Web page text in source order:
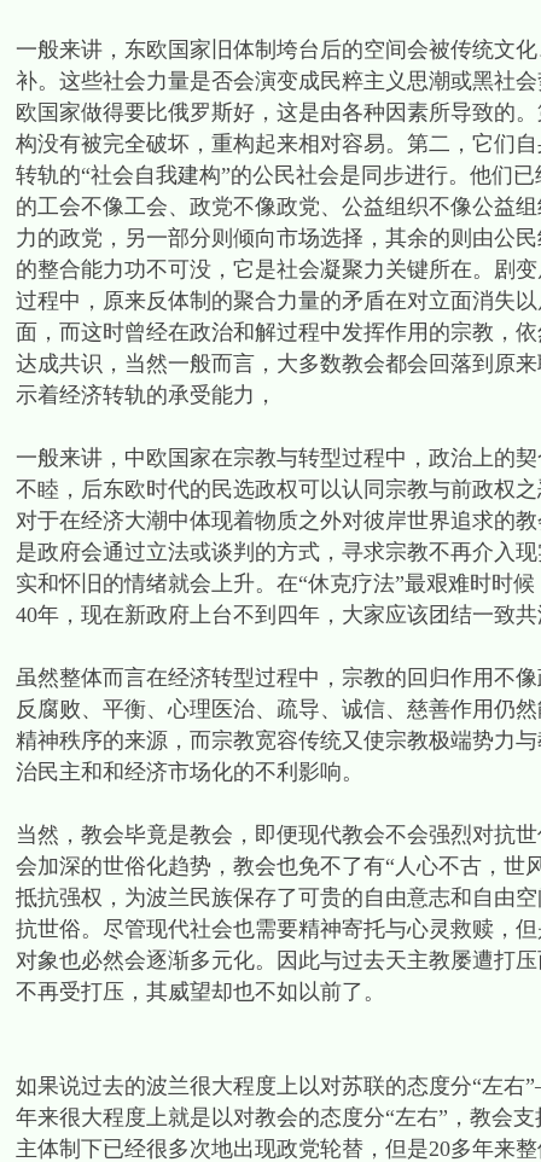
一般来讲，东欧国家旧体制垮台后的空间会被传统文
补。这些社会力量是否会演变成民粹主义思潮或黑社
欧国家做得要比俄罗斯好，这是由各种因素所导致的
构没有被完全破坏，重构起来相对容易。第二，它们
转轨的“社会自我建构”的公民社会是同步进行。他们
的工会不像工会、政党不像政党、公益组织不像公益
力的政党，另一部分则倾向市场选择，其余的则由公
的整合能力功不可没，它是社会凝聚力关键所在。剧
过程中，原来反体制的聚合力量的矛盾在对立面消失
面，而这时曾经在政治和解过程中发挥作用的宗教，
达成共识，当然一般而言，大多数教会都会回落到原
示着经济转轨的承受能力，
一般来讲，中欧国家在宗教与转型过程中，政治上的
不睦，后东欧时代的民选政权可以认同宗教与前政权
对于在经济大潮中体现着物质之外对彼岸世界追求的
是政府会通过立法或谈判的方式，寻求宗教不再介入
实和怀旧的情绪就会上升。在“休克疗法”最艰难时时
40年，现在新政府上台不到四年，大家应该团结一致
虽然整体而言在经济转型过程中，宗教的回归作用不
反腐败、平衡、心理医治、疏导、诚信、慈善作用仍
精神秩序的来源，而宗教宽容传统又使宗教极端势力
治民主和和经济市场化的不利影响。
当然，教会毕竟是教会，即便现代教会不会强烈对抗
会加深的世俗化趋势，教会也免不了有“人心不古，
抵抗强权，为波兰民族保存了可贵的自由意志和自由
抗世俗。尽管现代社会也需要精神寄托与心灵救赎，
对象也必然会逐渐多元化。因此与过去天主教屡遭打
不再受打压，其威望却也不如以前了。
如果说过去的波兰很大程度上以对苏联的态度分“左
年来很大程度上就是以对教会的态度分“左右”，教会
主体制下已经很多次地出现政党轮替，但是20多年来